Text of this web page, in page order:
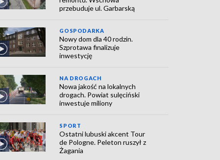
przebuduje ul. Garbarską
GOSPODARKA
Nowy dom dla 40 rodzin.
Szprotawa finalizuje
inwestycję
NA DROGACH
Nowa jakość na lokalnych
drogach. Powiat sulęciński
inwestuje miliony
SPORT
Ostatni lubuski akcent Tour
de Pologne. Peleton ruszył z
Żagania